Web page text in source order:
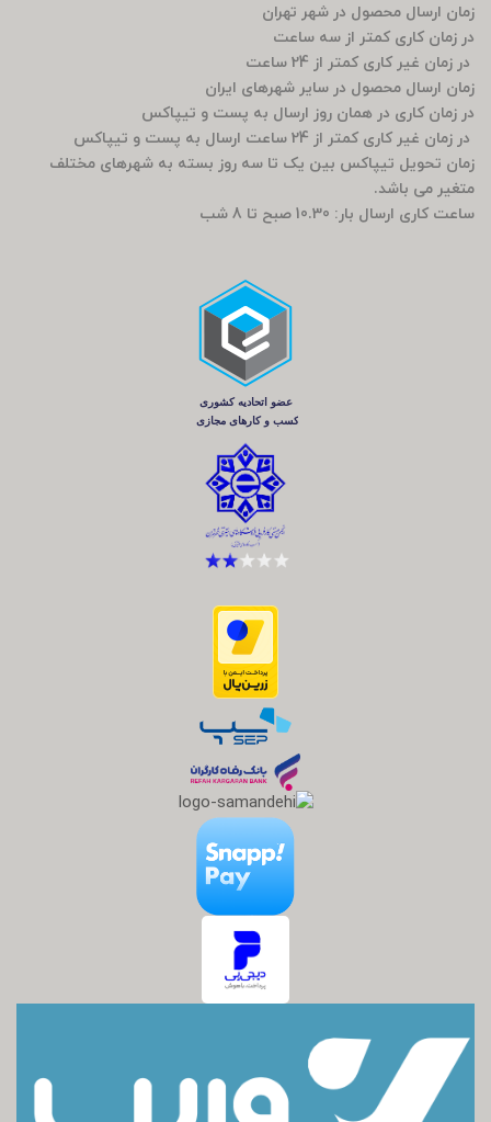
زمان ارسال محصول در شهر تهران
در زمان کاری کمتر از سه ساعت
در زمان غیر کاری کمتر از 24 ساعت
زمان ارسال محصول در سایر شهرهای ایران
در زمان کاری در همان روز ارسال به پست و تیپاکس
در زمان غیر کاری کمتر از 24 ساعت ارسال به پست و تیپاکس
زمان تحویل تیپاکس بین یک تا سه روز بسته به شهرهای مختلف
متغیر می باشد.
ساعت کاری ارسال بار: 10.30 صبح تا 8 شب